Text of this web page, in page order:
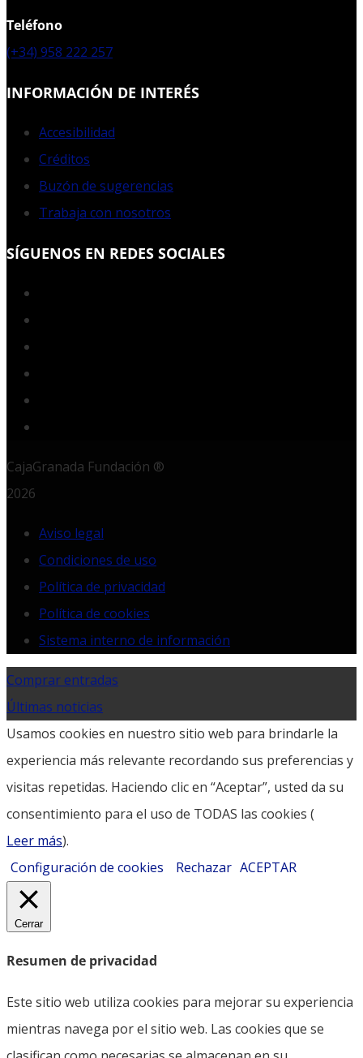
Teléfono
(+34) 958 222 257
INFORMACIÓN DE INTERÉS
Accesibilidad
Créditos
Buzón de sugerencias
Trabaja con nosotros
SÍGUENOS EN REDES SOCIALES
CajaGranada Fundación ®
2026
Aviso legal
Condiciones de uso
Política de privacidad
Política de cookies
Sistema interno de información
Comprar entradas
Últimas noticias
Usamos cookies en nuestro sitio web para brindarle la
experiencia más relevante recordando sus preferencias y
visitas repetidas. Haciendo clic en “Aceptar”, usted da su
consentimiento para el uso de TODAS las cookies (
Leer más).
Configuración de cookies
Rechazar ACEPTAR
Cerrar
Resumen de privacidad
Este sitio web utiliza cookies para mejorar su experiencia
mientras navega por el sitio web. Las cookies que se